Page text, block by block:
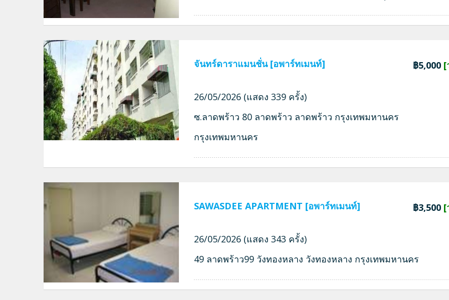
จันทร์ดาราแมนชั่น [อพาร์ทเมนท์] ฿5,000 [
26/05/2026 (แสดง 339 ครั้ง)
ซ.ลาดพร้าว 80 ลาดพร้าว ลาดพร้าว กรุงเทพมหานคร
กรุงเทพมหานคร
SAWASDEE APARTMENT [อพาร์ทเมนท์] ฿3,500 [
26/05/2026 (แสดง 343 ครั้ง)
49 ลาดพร้าว99 วังทองหลาง วังทองหลาง กรุงเทพมหานคร